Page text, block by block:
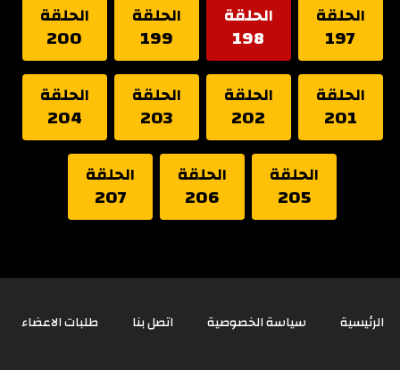
الحلقة
197
الحلقة
198
الحلقة
199
الحلقة
200
الحلقة
201
الحلقة
202
الحلقة
203
الحلقة
204
الحلقة
205
الحلقة
206
الحلقة
207
الرئيسية سياسة الخصوصية اتصل بنا طلبات الاعضاء